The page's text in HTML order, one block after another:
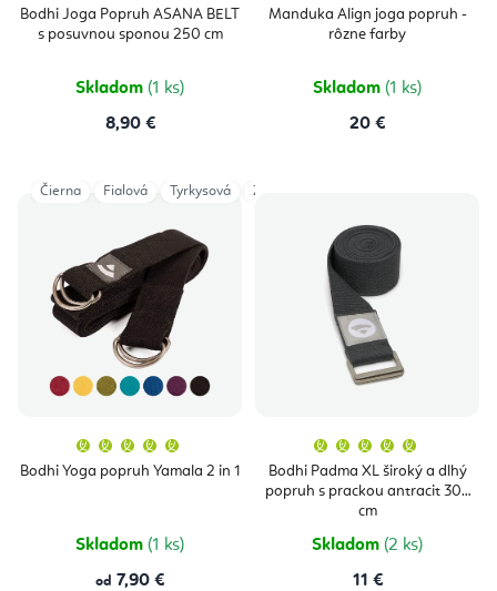
Bodhi Joga Popruh ASANA BELT
s posuvnou sponou 250 cm
produktu
je
5,0
Skladom (1 ks)
8,90 €
Manduka Align joga popruh -
rôzne farby
produktu
je
Skladom (1 ks)
20 €
Bodhi Yoga popruh Yamala 2 in 1
produktu
je
Skladom (1 ks)
od 7,90 €
Čierna Fialová Tyrkysová Zelená
Bodhi Padma XL široký a dlhý
popruh s prackou antracit 305
cm
produktu
je
5,0
Skladom (2 ks)
11 €